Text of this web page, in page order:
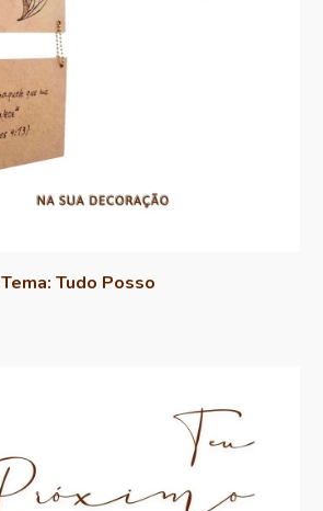
Tema: Tudo Posso